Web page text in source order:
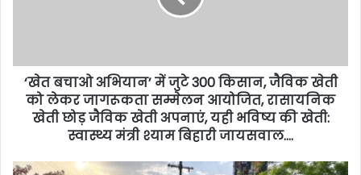
‘खेत बचाओ अभियान’ में जुटे 300 किसान, जैविक खेती
को लेकर जागरूकता सम्मेलन आयोजित, रासायनिक
खेती छोड़ जैविक खेती अपनाएं, यही भविष्य की खेती:
स्वास्थ्य मंत्री श्याम बिहारी जायसवाल….